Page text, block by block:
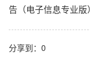
告（电子信息专业版）
分享到： 0